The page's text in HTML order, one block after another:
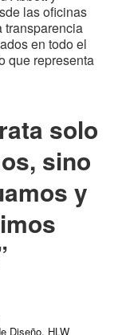
las oficinas
transparencia
en todo el
que representa
solo
sino
y
Diseño, HLW